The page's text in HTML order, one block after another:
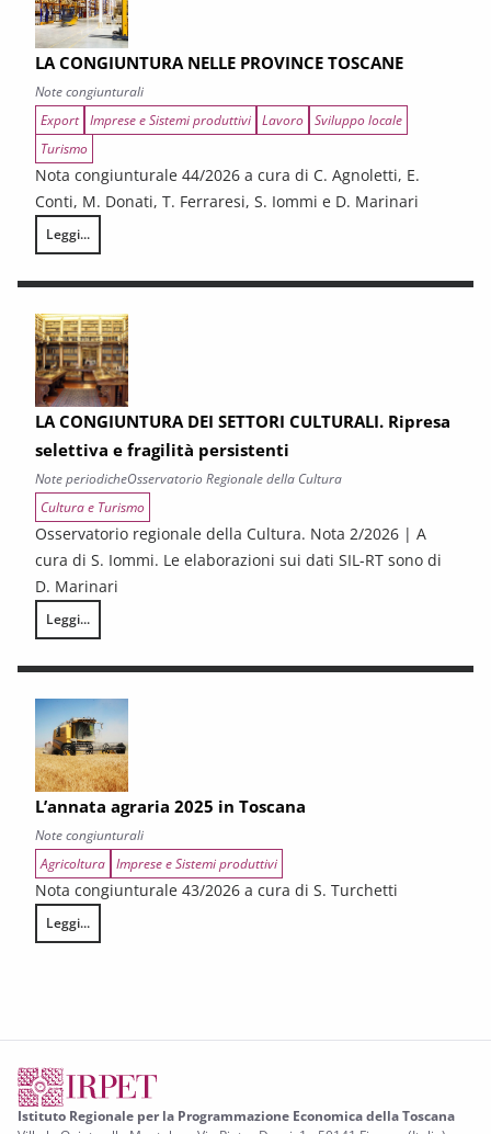
LA CONGIUNTURA NELLE PROVINCE TOSCANE
Note congiunturali
Export Imprese e Sistemi produttivi Lavoro Sviluppo locale
Turismo
Nota congiunturale 44/2026 a cura di C. Agnoletti, E.
Conti, M. Donati, T. Ferraresi, S. Iommi e D. Marinari
Leggi...
LA CONGIUNTURA NELLE PROVINCE TOSCANE
LA CONGIUNTURA DEI SETTORI CULTURALI. Ripresa
selettiva e fragilità persistenti
Note periodicheOsservatorio Regionale della Cultura
Cultura e Turismo
Osservatorio regionale della Cultura. Nota 2/2026 | A
cura di S. Iommi. Le elaborazioni sui dati SIL-RT sono di
D. Marinari
Leggi...
LA CONGIUNTURA DEI SETTORI CULTURALI. Ripresa selettiva e
L’annata agraria 2025 in Toscana
Note congiunturali
Agricoltura Imprese e Sistemi produttivi
Nota congiunturale 43/2026 a cura di S. Turchetti
Leggi...
L’annata agraria 2025 in Toscana
Istituto Regionale per la Programmazione Economica della Toscana